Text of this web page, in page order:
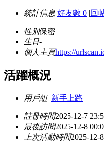
統計信息 好友數 0 |回
性別保密
生日-
個人主頁https://
活躍概況
用戶組 新手上路
註冊時間2025-12-7
最後訪問2025-12-8
上次活動時間2025-12-